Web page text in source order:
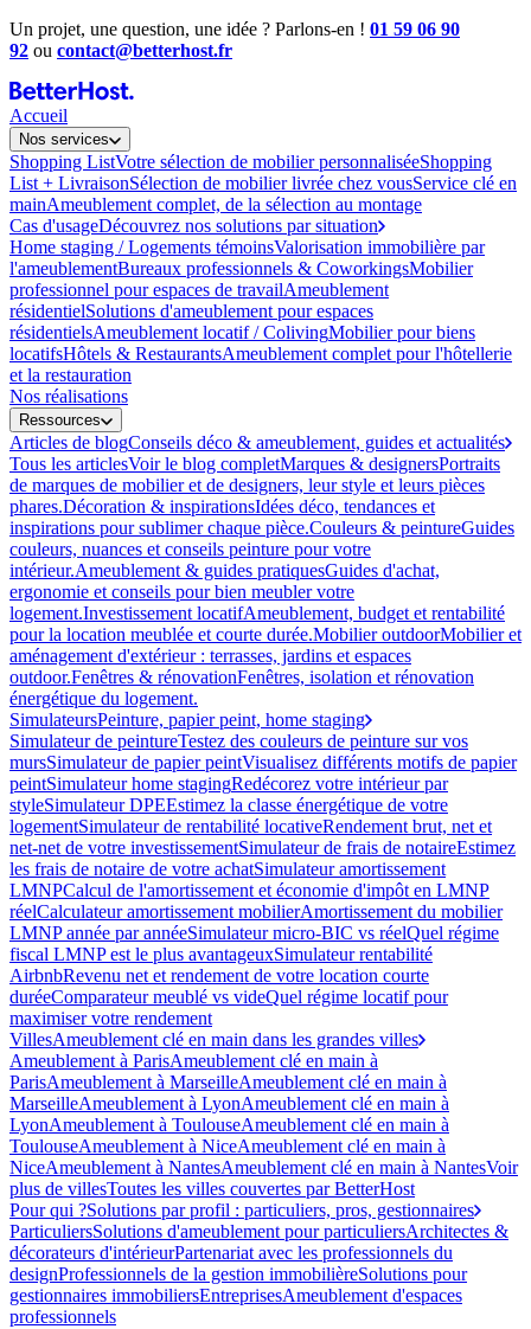
Un projet, une question, une idée ? Parlons-en ! 01 59 06 90
92 ou contact@betterhost.fr
Accueil
Nos services
Shopping ListVotre sélection de mobilier personnaliséeShopping
List + LivraisonSélection de mobilier livrée chez vousService clé en
mainAmeublement complet, de la sélection au montage
Cas d'usageDécouvrez nos solutions par situation
Home staging / Logements témoinsValorisation immobilière par
l'ameublementBureaux professionnels & CoworkingsMobilier
professionnel pour espaces de travailAmeublement
résidentielSolutions d'ameublement pour espaces
résidentielsAmeublement locatif / ColivingMobilier pour biens
locatifsHôtels & RestaurantsAmeublement complet pour l'hôtellerie
et la restauration
Nos réalisations
Ressources
Articles de blogConseils déco & ameublement, guides et actualités
Tous les articlesVoir le blog completMarques & designersPortraits
de marques de mobilier et de designers, leur style et leurs pièces
phares.Décoration & inspirationsIdées déco, tendances et
inspirations pour sublimer chaque pièce.Couleurs & peintureGuides
couleurs, nuances et conseils peinture pour votre
intérieur.Ameublement & guides pratiquesGuides d'achat,
ergonomie et conseils pour bien meubler votre
logement.Investissement locatifAmeublement, budget et rentabilité
pour la location meublée et courte durée.Mobilier outdoorMobilier et
aménagement d'extérieur : terrasses, jardins et espaces
outdoor.Fenêtres & rénovationFenêtres, isolation et rénovation
énergétique du logement.
SimulateursPeinture, papier peint, home staging
Simulateur de peintureTestez des couleurs de peinture sur vos
mursSimulateur de papier peintVisualisez différents motifs de papier
peintSimulateur home stagingRedécorez votre intérieur par
styleSimulateur DPEEstimez la classe énergétique de votre
logementSimulateur de rentabilité locativeRendement brut, net et
net-net de votre investissementSimulateur de frais de notaireEstimez
les frais de notaire de votre achatSimulateur amortissement
LMNPCalcul de l'amortissement et économie d'impôt en LMNP
réelCalculateur amortissement mobilierAmortissement du mobilier
LMNP année par annéeSimulateur micro-BIC vs réelQuel régime
fiscal LMNP est le plus avantageuxSimulateur rentabilité
AirbnbRevenu net et rendement de votre location courte
duréeComparateur meublé vs videQuel régime locatif pour
maximiser votre rendement
VillesAmeublement clé en main dans les grandes villes
Ameublement à ParisAmeublement clé en main à
ParisAmeublement à MarseilleAmeublement clé en main à
MarseilleAmeublement à LyonAmeublement clé en main à
LyonAmeublement à ToulouseAmeublement clé en main à
ToulouseAmeublement à NiceAmeublement clé en main à
NiceAmeublement à NantesAmeublement clé en main à NantesVoir
plus de villesToutes les villes couvertes par BetterHost
Pour qui ?Solutions par profil : particuliers, pros, gestionnaires
ParticuliersSolutions d'ameublement pour particuliersArchitectes &
décorateurs d'intérieurPartenariat avec les professionnels du
designProfessionnels de la gestion immobilièreSolutions pour
gestionnaires immobiliersEntreprisesAmeublement d'espaces
professionnels